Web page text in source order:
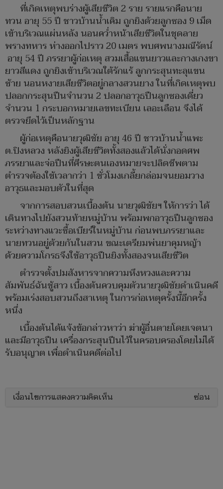
ที่เกิดเหตุพบร่างผู้เสียชีวิต 2 ราย รายแรกคือนาย
ทวน อายุ 55 ปี ชาวบ้านน้ำเคิม ถูกยิงด้วยลูกซอง 9 เม็ด
เข้าบริเวณแผ่นหลัง นอนคว่ำหน้าเสียชีวิตในชุดลาย
พรางทหาร ห่างออกไปราว 20 เมตร พบศพนางมณีรัตน์
อายุ 54 ปี ภรรยาผู้ก่อเหตุ สวมเสื้อแขนยาวและกางเกงขา
ยาวสีแดง ถูกยิงเข้าบริเวณใต้รักแร้ ลูกกระสุนทะลุแขน
ซ้าย นอนหงายเสียชีวิตอยู่กลางสวนยาง ในที่เกิดเหตุพบ
ปลอกกระสุนปืนจำนวน 2 ปลอกอาวุธปืนลูกซองเดี่ยว
จำนวน 1 กระบอกหมายเลขทะเบียน เลอะเลือน จึงได้
ตรวจยึดไว้เป็นหลักฐาน
ผู้ก่อเหตุคือนายวุฒิชัย อายุ 46 ปี ชาวบ้านน้ำแพะ
ต.ปิงหลวง หลังยิงผู้เสียชีวิตทั้งสองแล้วได้นั่งกอดศพ
ภรรยาและจ่อปืนที่ศีรษะตนเองหมายจะปลิดชีพตาม
ตำรวจต้องใช้เวลากว่า 1 ชั่วโมงเกลี้ยกล่อมจนยอมวาง
อาวุธและมอบตัวในที่สุด
จากการสอบสวนเบื้องต้น นายวุฒิชัยฯ ให้การว่า ได้
เดินทางไปยังสวนท้ายหมู่บ้าน พร้อมพกอาวุธปืนลูกซอง
ระหว่างทางแวะซื้อเบียร์ในหมู่บ้าน ก่อนพบภรรยาและ
นายทวนอยู่ด้วยกันในสวน ขณะเตรียมพ่นยาคุมหญ้า
ด้วยความโกรธจึงใช้อาวุธปืนยิงทั้งสองจนเสียชีวิต
ตำรวจตั้งปมสังหารจากความหึงหวงและความ
สัมพันธ์ฉันชู้สาว เบื้องต้นควบคุมตัวนายวุฒิชัยดำเนินคดี
พร้อมเร่งสอบสวนถึงสาเหตุ ในการก่อเหตุครั้งนี้อีกครั้ง
หนึ่ง
เบื้องต้นได้แจ้งข้อกล่าวหาว่า ฆ่าผู้อื่นตายโดยเจตนา
และมีอาวุธปืน เครื่องกระสุนปืนไว้ในครอบครองโดยไม่ได้
รับอนุญาต เพื่อดำเนินคดีต่อไป
เงื่อนไขการแสดงความคิดเห็น ซ่อน